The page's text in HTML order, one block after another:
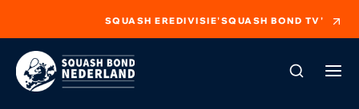
SQUASH EREDIVISIE'SQUASH BOND TV'